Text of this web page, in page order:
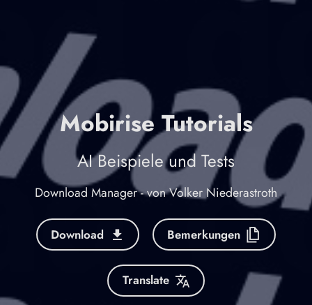
Mobirise Tutorials
AI Beispiele und Tests
Download Manager - von Volker Niederastroth
Download Bemerkungen
Translate